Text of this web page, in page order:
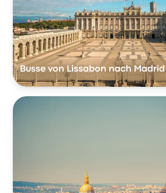
Busse von Lissabon nach Madrid